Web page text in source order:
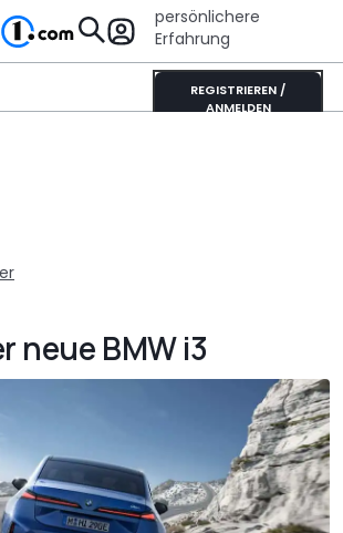
persönlichere
Erfahrung
REGISTRIEREN /
ANMELDEN
neue BMW i3